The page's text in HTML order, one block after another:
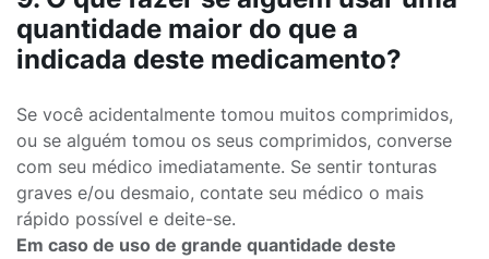
quantidade maior do que a
indicada deste medicamento?
Se você acidentalmente tomou muitos comprimidos,
ou se alguém tomou os seus comprimidos, converse
com seu médico imediatamente. Se sentir tonturas
graves e/ou desmaio, contate seu médico o mais
rápido possível e deite-se.
Em caso de uso de grande quantidade deste